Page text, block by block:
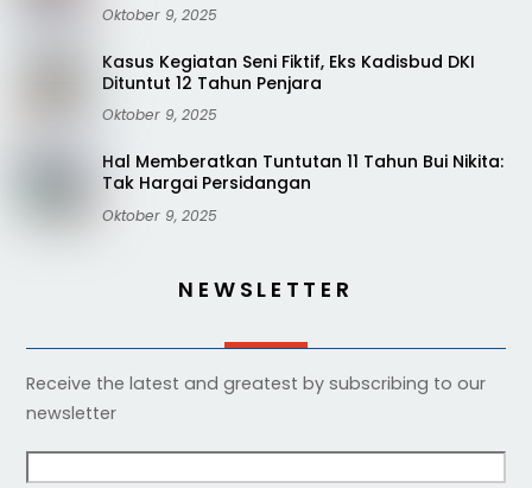
Oktober 9, 2025
Kasus Kegiatan Seni Fiktif, Eks Kadisbud DKI
Dituntut 12 Tahun Penjara
Oktober 9, 2025
Hal Memberatkan Tuntutan 11 Tahun Bui Nikita:
Tak Hargai Persidangan
Oktober 9, 2025
NEWSLETTER
Receive the latest and greatest by subscribing to our
newsletter